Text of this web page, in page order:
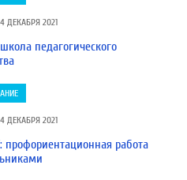
ДЕКАБРЯ 2021
педагогического
ДЕКАБРЯ 2021
работа